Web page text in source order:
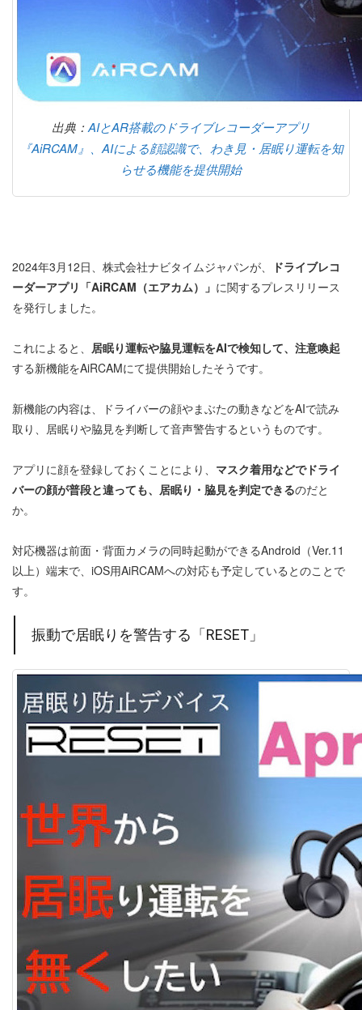
出典： AIとAR搭載のドライブレコーダーアプリ
『AiRCAM』、AIによる顔認識で、わき見・居眠り運転を知
らせる機能を提供開始
2024年3月12日、株式会社ナビタイムジャパンが、
ドライブレコ
ーダーアプリ「AiRCAM（エアカム）」 に関するプレスリリース
を発行しました。
これによると、 居眠り運転や脇見運転をAIで検知して、注意喚起
する新機能をAiRCAMにて提供開始したそうです。
新機能の内容は、ドライバーの顔やまぶたの動きなどをAIで読み
取り、居眠りや脇見を判断して音声警告するというものです。
アプリに顔を登録しておくことにより、 マスク着用などでドライ
バーの顔が普段と違っても、居眠り・脇見を判定できるのだと
か。
対応機器は前面・背面カメラの同時起動ができるAndroid（Ver.11
以上）端末で、iOS用AiRCAMへの対応も予定しているとのことで
す。
振動で居眠りを警告する「RESET」